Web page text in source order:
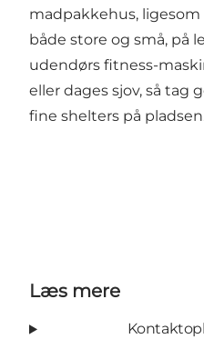
madpakkehus, ligesom
både store og små, på
udendørs fitness-
eller dages sjov, så tag
fine shelters på
Læs mere